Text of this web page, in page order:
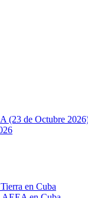
(23 de Octubre
en Cuba